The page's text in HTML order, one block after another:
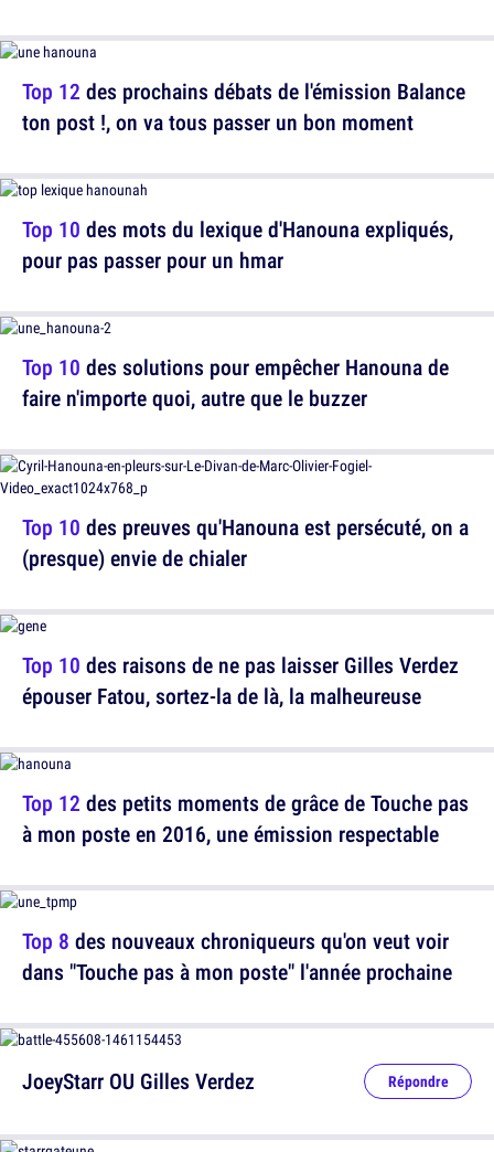
Top 10 des mots du lexique d'Hanouna expliqués,
pour pas passer pour un hmar
Top 10 des preuves qu'Hanouna est persécuté, on a
(presque) envie de chialer
Top 12 des petits moments de grâce de Touche pas
à mon poste en 2016, une émission respectable
JoeyStarr OU Gilles Verdez Répondre
Top 12 des prochains débats de l'émission Balance
ton post !, on va tous passer un bon moment
Top 10 des solutions pour empêcher Hanouna de
faire n'importe quoi, autre que le buzzer
Top 10 des raisons de ne pas laisser Gilles Verdez
épouser Fatou, sortez-la de là, la malheureuse
Top 8 des nouveaux chroniqueurs qu'on veut voir
dans "Touche pas à mon poste" l'année prochaine